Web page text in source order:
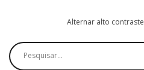
Alternar alto contraste
Pesquisar